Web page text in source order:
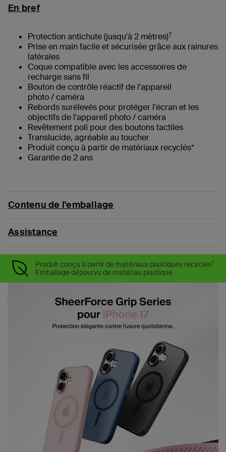
En bref
Protection antichute (jusqu'à 2 mètres)†
Prise en main facile et sécurisée grâce aux rainures
latérales
Coque compatible avec les accessoires de
recharge sans fil
Bouton de contrôle réactif de l'appareil
photo / caméra
Rebords surélevés pour protéger l'écran et les
objectifs de l'appareil photo / caméra
Revêtement poli pour des boutons tactiles
Translucide, agréable au toucher
Produit conçu à partir de matériaux recyclés*
Garantie de 2 ans
Contenu de l'emballage
Assistance
Produit conçu à partir de matériaux plastiques recyclés†
Emballage dépourvu de matériau plastique